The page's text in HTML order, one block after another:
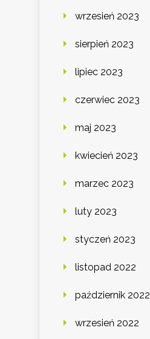
wrzesień 2023
sierpień 2023
lipiec 2023
czerwiec 2023
maj 2023
kwiecień 2023
marzec 2023
luty 2023
styczeń 2023
listopad 2022
październik 2022
wrzesień 2022